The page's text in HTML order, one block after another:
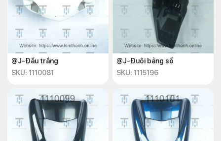
@J-Đầu trắng
SKU: 1110081
@J-Đuôi bảng số
SKU: 1115196